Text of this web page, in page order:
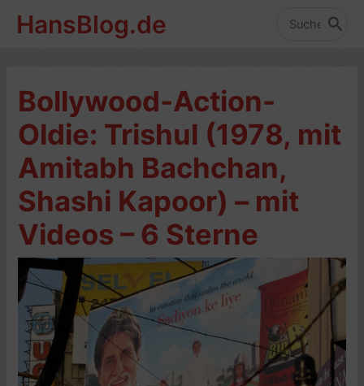
InhaltHansBlog.de
Search
Bollywood-Action-
Oldie: Trishul (1978, mit
Amitabh Bachchan,
Shashi Kapoor) – mit
Videos – 6 Sterne